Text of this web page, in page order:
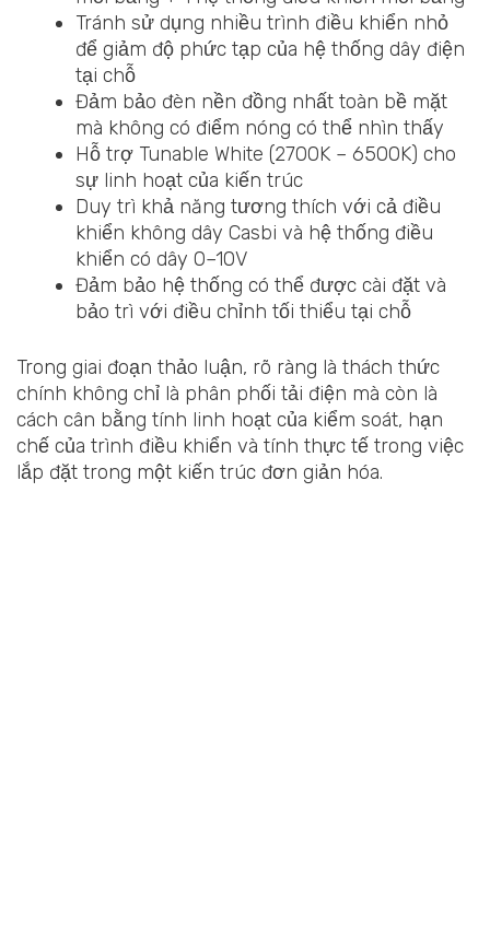
Tránh sử dụng nhiều trình điều khiển nhỏ
để giảm độ phức tạp của hệ thống dây điện
tại chỗ
Đảm bảo đèn nền đồng nhất toàn bề mặt
mà không có điểm nóng có thể nhìn thấy
Hỗ trợ Tunable White (2700K – 6500K) cho
sự linh hoạt của kiến trúc
Duy trì khả năng tương thích với cả điều
khiển không dây Casbi và hệ thống điều
khiển có dây 0–10V
Đảm bảo hệ thống có thể được cài đặt và
bảo trì với điều chỉnh tối thiểu tại chỗ
Trong giai đoạn thảo luận, rõ ràng là thách thức
chính không chỉ là phân phối tải điện mà còn là
cách cân bằng tính linh hoạt của kiểm soát, hạn
chế của trình điều khiển và tính thực tế trong việc
lắp đặt trong một kiến trúc đơn giản hóa.